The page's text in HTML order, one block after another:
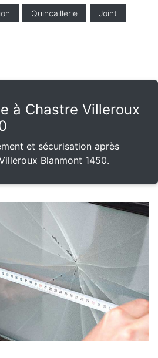
Quincaillerie Joint
à Chastre Villeroux
et sécurisation après
Blanmont 1450.